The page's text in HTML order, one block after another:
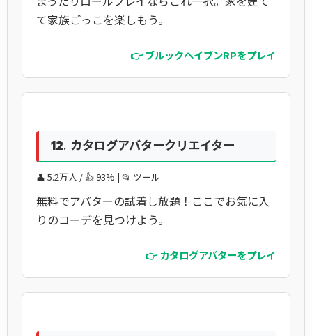
て家族ごっこを楽しもう。
👉 ブルックヘイブンRPをプレイ
12. カタログアバタークリエイター
👤 5.2万人 / 👍 93% | 📂 ツール
無料でアバターの試着し放題！ここでお気に入
りのコーデを見つけよう。
👉 カタログアバターをプレイ